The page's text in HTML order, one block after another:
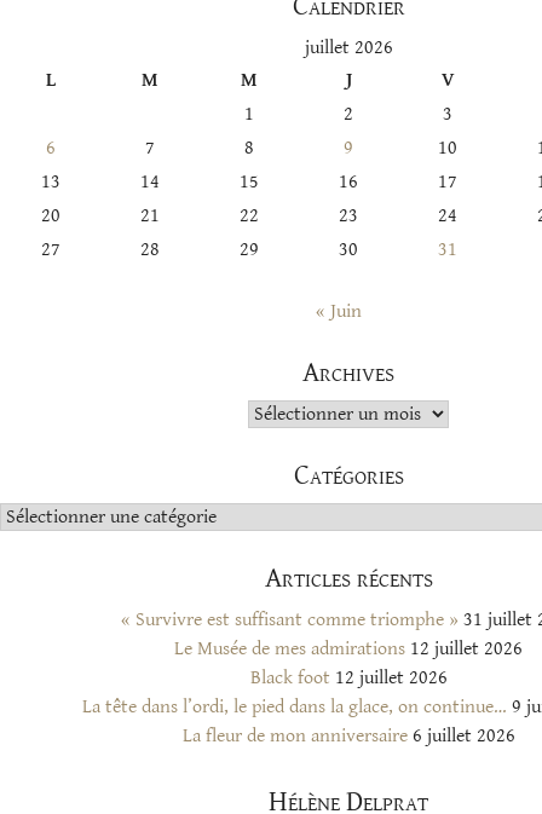
juillet 2026
L
M M J
V
1
2
3
6
7 8 9 10
13
14 15 16 17
20
21 22 23 24
27
28 29 30 31
« Juin
Archives
Archives
Catégories
Catégories
Articles récents
« Survivre est suffisant comme triomphe » 31 juillet
Le Musée de mes admirations 12 juillet 2026
Black foot 12 juillet 2026
La tête dans l’ordi, le pied dans la glace, on continue… 9
La fleur de mon anniversaire 6 juillet 2026
Hélène Delprat